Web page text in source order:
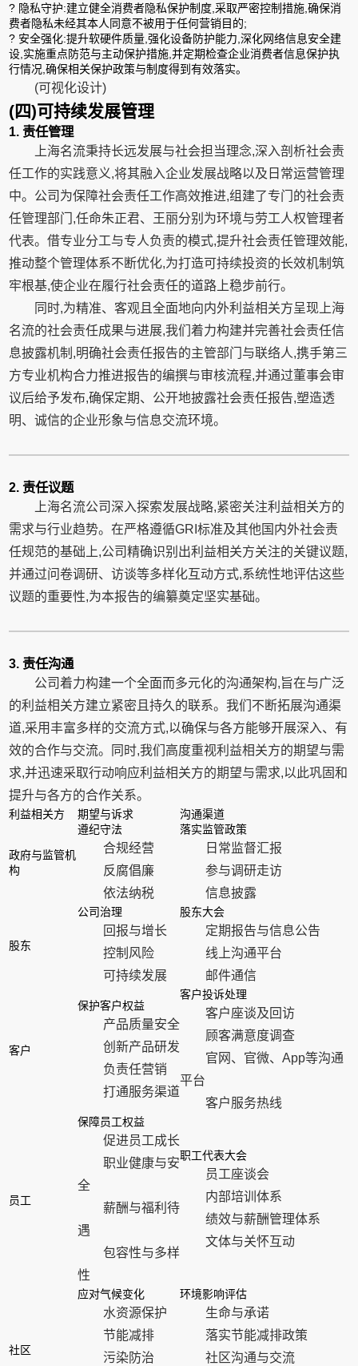
? 隐私守护:建立健全消费者隐私保护制度,采取严密控制措施,确保消
费者隐私未经其本人同意不被用于任何营销目的;
? 安全强化:提升软硬件质量,强化设备防护能力,深化网络信息安全建
设,实施重点防范与主动保护措施,并定期检查企业消费者信息保护执
行情况,确保相关保护政策与制度得到有效落实。
(可视化设计)
(四)可持续发展管理
1. 责任管理
上海名流秉持长远发展与社会担当理念,深入剖析社会责
任工作的实践意义,将其融入企业发展战略以及日常运营管理
中。公司为保障社会责任工作高效推进,组建了专门的社会责
任管理部门,任命朱正君、王丽分别为环境与劳工人权管理者
代表。借专业分工与专人负责的模式,提升社会责任管理效能,
推动整个管理体系不断优化,为打造可持续投资的长效机制筑
牢根基,使企业在履行社会责任的道路上稳步前行。
同时,为精准、客观且全面地向内外利益相关方呈现上海
名流的社会责任成果与进展,我们着力构建并完善社会责任信
息披露机制,明确社会责任报告的主管部门与联络人,携手第三
方专业机构合力推进报告的编撰与审核流程,并通过董事会审
议后给予发布,确保定期、公开地披露社会责任报告,塑造透
明、诚信的企业形象与信息交流环境。
2. 责任议题
上海名流公司深入探索发展战略,紧密关注利益相关方的
需求与行业趋势。在严格遵循GRI标准及其他国内外社会责
任规范的基础上,公司精确识别出利益相关方关注的关键议题,
并通过问卷调研、访谈等多样化互动方式,系统性地评估这些
议题的重要性,为本报告的编纂奠定坚实基础。
3. 责任沟通
公司着力构建一个全面而多元化的沟通架构,旨在与广泛
的利益相关方建立紧密且持久的联系。我们不断拓展沟通渠
道,采用丰富多样的交流方式,以确保与各方能够开展深入、有
效的合作与交流。同时,我们高度重视利益相关方的期望与需
求,并迅速采取行动响应利益相关方的期望与需求,以此巩固和
提升与各方的合作关系。
利益相关方 期望与诉求 沟通渠道
政府与监管机
构
遵纪守法
合规经营
反腐倡廉
依法纳税
落实监管政策
日常监督汇报
参与调研走访
信息披露
股东
公司治理
回报与增长
控制风险
可持续发展
股东大会
定期报告与信息公告
线上沟通平台
邮件通信
客户
保护客户权益
产品质量安全
创新产品研发
负责任营销
打通服务渠道
客户投诉处理
客户座谈及回访
顾客满意度调查
官网、官微、App等沟通
平台
客户服务热线
员工
保障员工权益
促进员工成长
职业健康与安
全
薪酬与福利待
遇
包容性与多样
性
职工代表大会
员工座谈会
内部培训体系
绩效与薪酬管理体系
文体与关怀互动
社区
应对气候变化
水资源保护
节能减排
污染防治
环境影响评估
生命与承诺
落实节能减排政策
社区沟通与交流